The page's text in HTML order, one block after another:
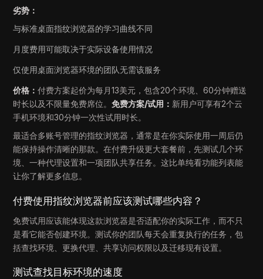
劣势：
与标准桌面指纹浏览器的学习曲线不同
月度费用可能取决于实际设备使用情况
仅使用桌面浏览器环境的团队无需该服务
价格：付费方案起价为每月13美元，包含20个环境、60分钟赠送
时长以及不限量免费席位。免费方案/试用： 新用户可享有2个云
手机环境和30分钟一次性试用时长。
最适合多账号管理的指纹浏览器，通常是在你实际使用一周后仍
能保持操作清晰的那款。在付费升级更大套餐前，先测试几个环
境、一种代理设置和一项团队共享任务。这比单纯看功能列表能
让你了解更多信息。
付费使用指纹浏览器前应该测试哪些内容？
免费试用应该能体现这款浏览器是否适配你的实际工作，而不只
是看它能否创建环境。测试你的团队每天会重复执行的任务，包
括查找环境、更换代理、共享访问权限以及迁移现有设置。
测试查找目标环境的速度